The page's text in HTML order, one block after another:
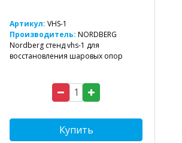
Артикул: VHS-1
Производитель: NORDBERG
Nordberg стенд vhs-1 для
восстановления шаровых опор
Купить